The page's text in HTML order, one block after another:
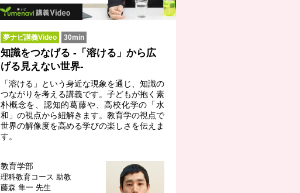
夢ナビ講義Video 30min
知識をつなげる -「溶ける」から広
げる見えない世界-
「溶ける」という身近な現象を通じ、知識の
つながりを考える講義です。子どもが抱く素
朴概念を、認知的葛藤や、高校化学の「水
和」の視点から紐解きます。教育学の視点で
世界の解像度を高める学びの楽しさを伝えま
す。
教育学部
理科教育コース 助教
藤森 隼一 先生